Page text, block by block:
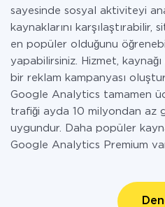
sayesinde sosyal aktiviteyi
kaynaklarını karşılaştırabilir,
en popüler olduğunu
yapabilirsiniz. Hizmet,
bir reklam kampanyası
Google Analytics tamamen
trafiği ayda 10 milyondan az
uygundur. Daha popüler
Google Analytics Premium